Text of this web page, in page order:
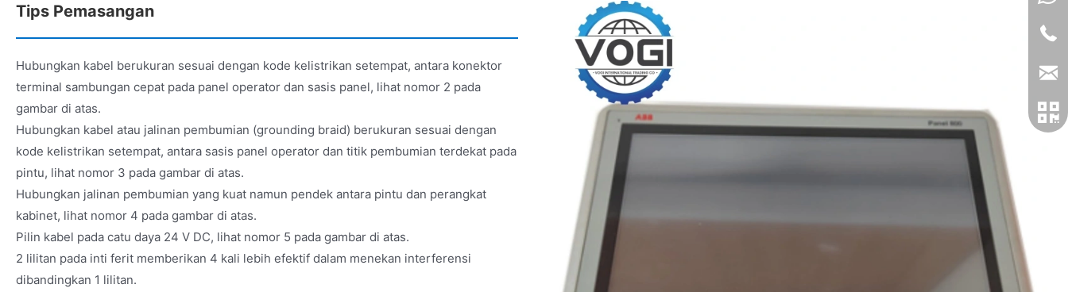
Tips Pemasangan
Hubungkan kabel berukuran sesuai dengan kode kelistrikan setempat, antara konektor
terminal sambungan cepat pada panel operator dan sasis panel, lihat nomor 2 pada
gambar di atas.
Hubungkan kabel atau jalinan pembumian (grounding braid) berukuran sesuai dengan
kode kelistrikan setempat, antara sasis panel operator dan titik pembumian terdekat pada
pintu, lihat nomor 3 pada gambar di atas.
Hubungkan jalinan pembumian yang kuat namun pendek antara pintu dan perangkat
kabinet, lihat nomor 4 pada gambar di atas.
Pilin kabel pada catu daya 24 V DC, lihat nomor 5 pada gambar di atas.
2 lilitan pada inti ferit memberikan 4 kali lebih efektif dalam menekan interferensi
dibandingkan 1 lilitan.